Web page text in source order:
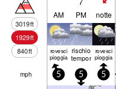
3019ft
1929ft
840ft
AM PM notte
rovesci
pioggia
rischio
temporale
rovesci
pioggia
mph 5 5 5